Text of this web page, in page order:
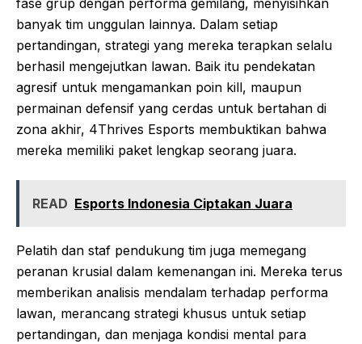
fase grup dengan performa gemilang, menyisihkan
banyak tim unggulan lainnya. Dalam setiap
pertandingan, strategi yang mereka terapkan selalu
berhasil mengejutkan lawan. Baik itu pendekatan
agresif untuk mengamankan poin kill, maupun
permainan defensif yang cerdas untuk bertahan di
zona akhir, 4Thrives Esports membuktikan bahwa
mereka memiliki paket lengkap seorang juara.
READ Esports Indonesia Ciptakan Juara
Pelatih dan staf pendukung tim juga memegang
peranan krusial dalam kemenangan ini. Mereka terus
memberikan analisis mendalam terhadap performa
lawan, merancang strategi khusus untuk setiap
pertandingan, dan menjaga kondisi mental para